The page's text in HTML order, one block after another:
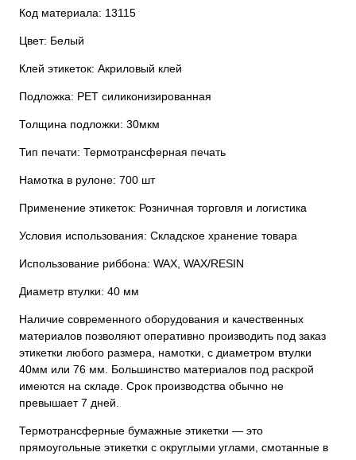
Код материала: 13115
Цвет: Белый
Клей этикеток: Акриловый клей
Подложка: РЕТ силиконизированная
Толщина подложки: 30мкм
Тип печати: Термотрансферная печать
Намотка в рулоне: 700 шт
Применение этикеток: Розничная торговля и логистика
Условия использования: Складское хранение товара
Использование риббона: WAX, WAX/RESIN
Диаметр втулки: 40 мм
Наличие современного оборудования и качественных
материалов позволяют оперативно производить под заказ
этикетки любого размера, намотки, с диаметром втулки
40мм или 76 мм. Большинство материалов под раскрой
имеются на складе. Срок производства обычно не
превышает 7 дней.
Термотрансферные бумажные этикетки — это
прямоугольные этикетки с округлыми углами, смотанные в